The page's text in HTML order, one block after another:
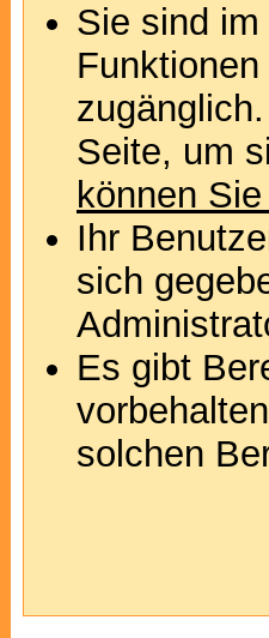
Sie sind
Seite, um
können
Ihr
sich
Es gibt
solchen